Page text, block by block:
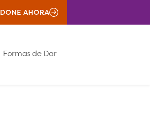
DONE AHORA
Formas de Dar